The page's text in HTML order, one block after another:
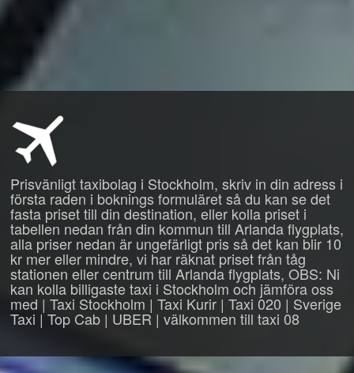
Prisvänligt taxibolag i Stockholm, skriv in din adress i
första raden i boknings formuläret så du kan se det
fasta priset till din destination, eller kolla priset i
tabellen nedan från din kommun till Arlanda flygplats,
alla priser nedan är ungefärligt pris så det kan blir 10
kr mer eller mindre, vi har räknat priset från tåg
stationen eller centrum till Arlanda flygplats, OBS: Ni
kan kolla billigaste taxi i Stockholm och jämföra oss
med | Taxi Stockholm | Taxi Kurir | Taxi 020 | Sverige
Taxi | Top Cab | UBER | välkommen till taxi 08